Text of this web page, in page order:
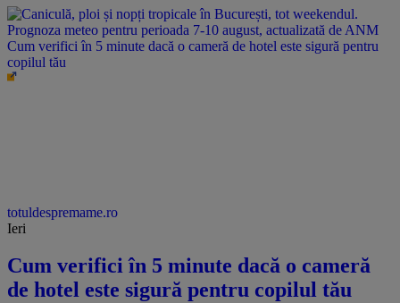
Cum verifici în 5 minute dacă o cameră de hotel este sigură pentru
copilul tău
totuldespremame.ro
Ieri
Cum verifici în 5 minute dacă o cameră
de hotel este sigură pentru copilul tău